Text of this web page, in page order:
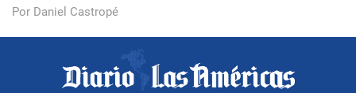
Por Daniel Castropé